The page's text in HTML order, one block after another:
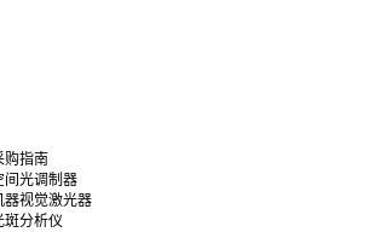
购指南
间光调制器
器视觉激光器
斑分析仪